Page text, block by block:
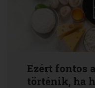
Ezért fontos
történik, ha